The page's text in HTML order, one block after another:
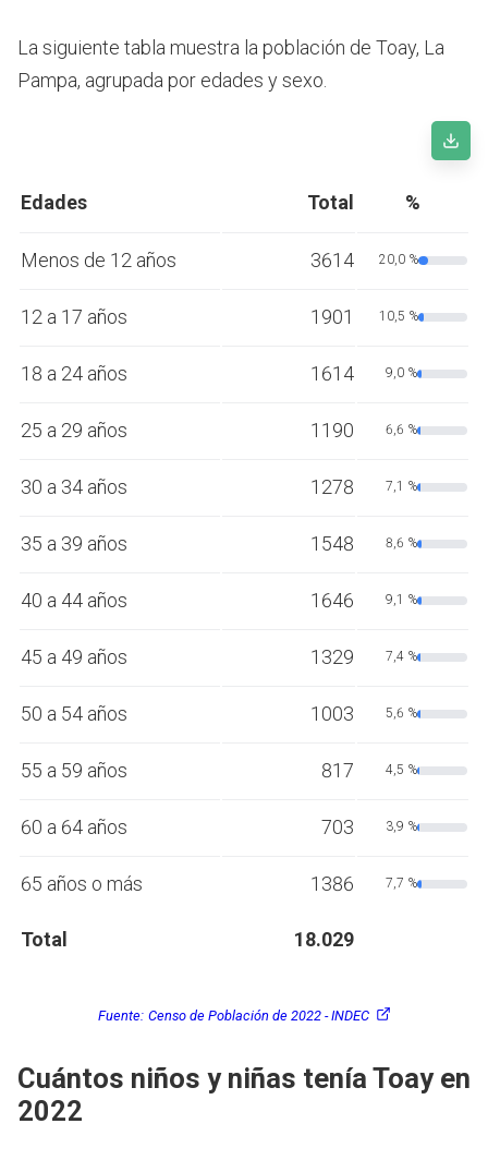
La siguiente tabla muestra la población de Toay, La
Pampa, agrupada por edades y sexo.
Edades Total %
Menos de 12 años 3614 20,0 %
12 a 17 años 1901 10,5 %
18 a 24 años 1614 9,0 %
25 a 29 años 1190 6,6 %
30 a 34 años 1278 7,1 %
35 a 39 años 1548 8,6 %
40 a 44 años 1646 9,1 %
45 a 49 años 1329 7,4 %
50 a 54 años 1003 5,6 %
55 a 59 años 817 4,5 %
60 a 64 años 703 3,9 %
65 años o más 1386 7,7 %
Total 18.029
Fuente: Censo de Población de 2022 - INDEC
Cuántos niños y niñas tenía Toay en
2022